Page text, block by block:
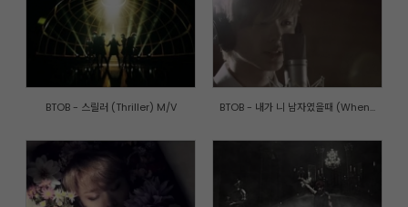
BTOB - 스릴러 (Thriller) M/V BTOB - 내가 니 남자였을때 (When...